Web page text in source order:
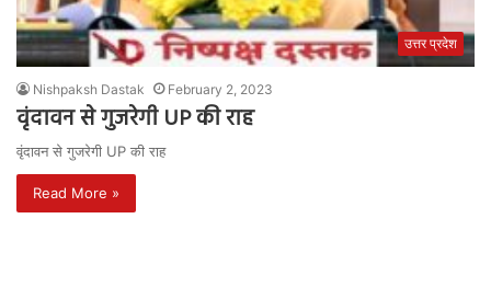
उत्तर प्रदेश
Nishpaksh Dastak February 2, 2023
वृंदावन से गुजरेगी UP की राह
वृंदावन से गुजरेगी UP की राह
Read More »